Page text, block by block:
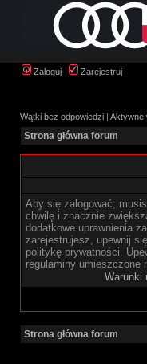
Zaloguj Zarejestruj
Wątki bez odpowiedzi | Aktywne
Strona główna forum
Aby się zalogować,
chwilę i znacznie
dodatkowe uprawnienia
zarejestrujesz, upewnij
politykę prywatności.
regulaminy umieszczone
Warunki
Strona główna forum